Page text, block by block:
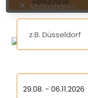
Abflughafen
29.08. -06.11.2026